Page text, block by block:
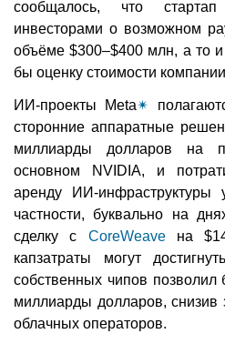
сообщалось, что
инвесторами о возможном
объёме $300–$400 млн, а то
бы оценку стоимости
ИИ-проекты Meta✴
сторонние аппаратные
миллиарды долларов на
основном NVIDIA, и
аренду ИИ-инфраструктуры
частности, буквально на
сделку с CoreWeaveна
капзатраты могут
собственных чипов позволил
миллиарды долларов, снизив
облачных операторов.